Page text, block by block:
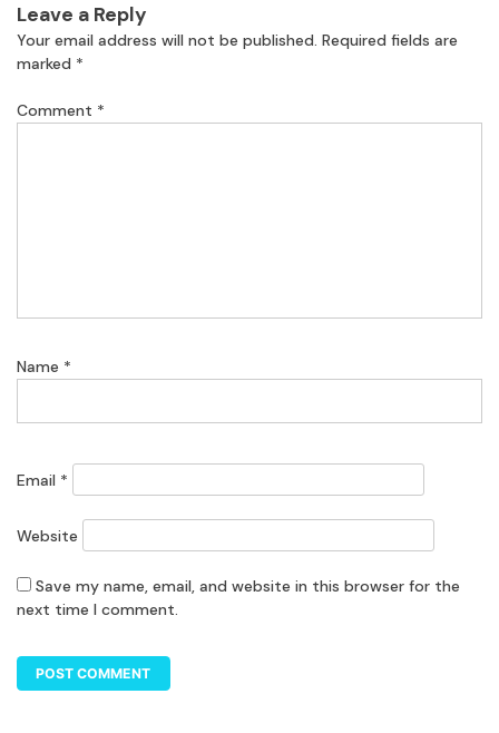
Leave a Reply
Your email address will not be published. Required fields are
marked *
Comment *
Name *
Email *
Website
Save my name, email, and website in this browser for the
next time I comment.